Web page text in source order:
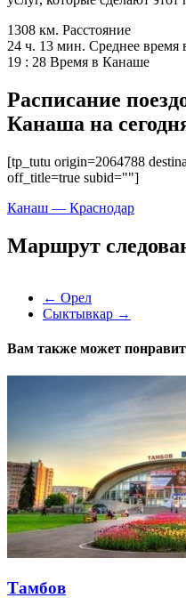
1308 км. Расстояние
24 ч. 13 мин. Среднее время
19 : 28 Время в Канаше
Расписание
Канаша на
[tp_tutu origin=2064788
off_title=true subid=""]
Канаш — Краснодар
Маршрут
← Орел
Сыктывкар →
Вам также может
Тамбов